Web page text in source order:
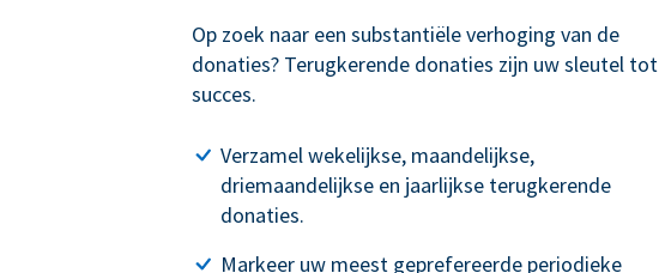
Op zoek naar een substantiële verhoging van de
donaties? Terugkerende donaties zijn uw sleutel tot
succes.
Verzamel wekelijkse, maandelijkse,
driemaandelijkse en jaarlijkse terugkerende
donaties.
Markeer uw meest geprefereerde periodieke